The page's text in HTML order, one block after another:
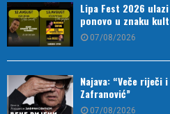
Lipa Fest 2026
ponovo u znaku
07/08/2026
Najava: “Veče
Zafranović”
07/08/2026